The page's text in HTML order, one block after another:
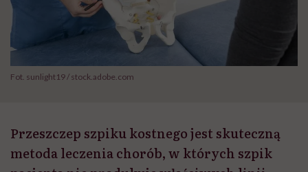
Fot. sunlight19 / stock.adobe.com
Przeszczep szpiku kostnego jest skuteczną
metoda leczenia chorób, w których szpik